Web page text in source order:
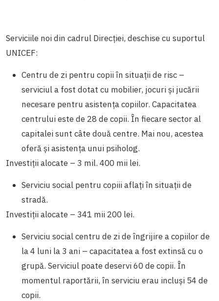
Serviciile noi din cadrul Direcției, deschise cu suportul
UNICEF:
Centru de zi pentru copii în situații de risc –
serviciul a fost dotat cu mobilier, jocuri și jucării
necesare pentru asistența copiilor. Capacitatea
centrului este de 28 de copii. În fiecare sector al
capitalei sunt câte două centre. Mai nou, acestea
oferă și asistența unui psiholog.
Investiții alocate – 3 mil. 400 mii lei.
Serviciu social pentru copiii aflați în situații de
stradă.
Investiții alocate – 341 mii 200 lei.
Serviciu social centru de zi de îngrijire a copiilor de
la 4 luni la 3 ani – capacitatea a fost extinsă cu o
grupă. Serviciul poate deservi 60 de copii. În
momentul raportării, în serviciu erau incluși 54 de
copii.